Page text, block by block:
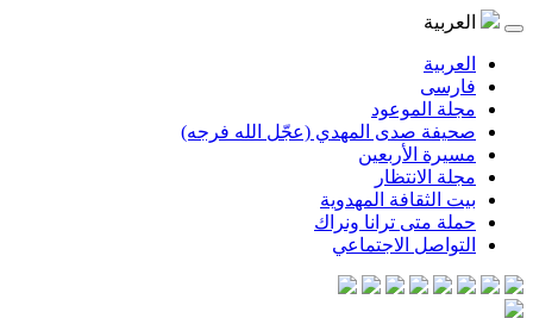
العربية
العربية
فارسی
مجلة الموعود
صحيفة صدى المهدي (عجّل الله فرجه)
مسيرة الأربعين
مجلة الانتظار
بيت الثقافة المهدوية
حملة متى ترانا ونراك
التواصل الاجتماعي